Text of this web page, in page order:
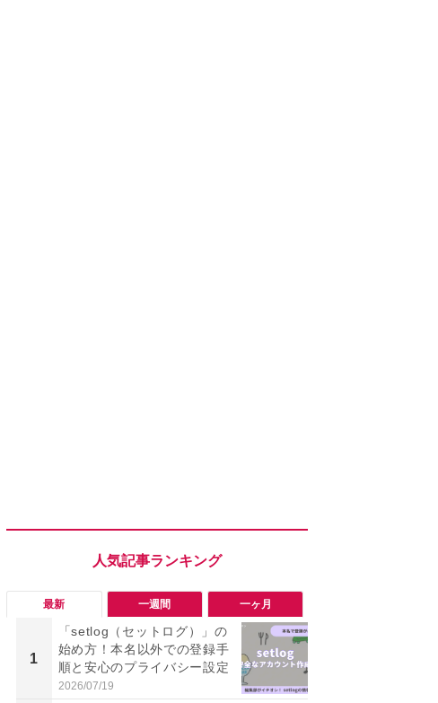
最新 一週間 一ヶ月
1
「setlog（セットログ）」の
始め方！本名以外での登録手
順と安心のプライバシー設定
2026/07/19